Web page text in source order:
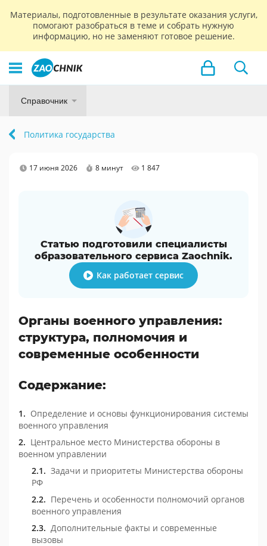
Материалы, подготовленные в результате оказания услуги,
помогают разобраться в теме и собрать нужную
информацию, но не заменяют готовое решение.
Справочник
Политика государства
17 июня 2026 8 минут 1 847
Статью подготовили специалисты
образовательного сервиса Zaochnik.
Как работает сервис
Органы военного управления:
структура, полномочия и
современные особенности
Содержание:
Определение и основы функционирования системы
военного управления
Центральное место Министерства обороны в
военном управлении
Задачи и приоритеты Министерства обороны
РФ
Перечень и особенности полномочий органов
военного управления
Дополнительные факты и современные
вызовы